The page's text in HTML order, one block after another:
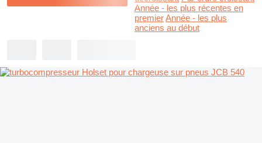
Année - les plus récentes en
premierAnnée - les plus
anciens au début